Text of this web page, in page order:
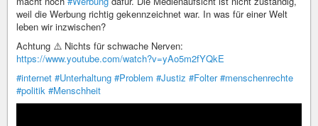
weil die Werbung richtig gekennzeichnet war. In was für einer Welt
leben wir inzwischen?
Achtung ⚠️ Nichts für schwache Nerven:
https://www.youtube.com/watch?v=yAo5m2fYQkE
#internet #Unterhaltung #Problem #Justiz #Folter #menschenrechte
#politik #Menschheit